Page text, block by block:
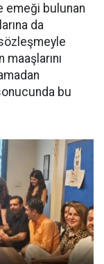
emeği bulunan
da
bu